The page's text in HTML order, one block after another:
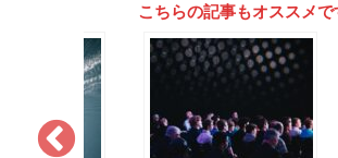
こちらの記事もオススメで